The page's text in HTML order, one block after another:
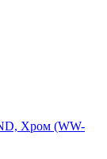
Хром (WW-